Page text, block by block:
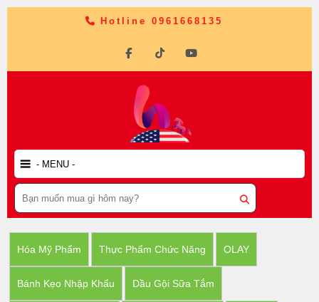
Hotline 0961668135
Hóa Mỹ Phẩm Thực Phẩm Chức Năng OLAY
Bánh Kẹo Nhập Khẩu Dầu Gội Sữa Tắm